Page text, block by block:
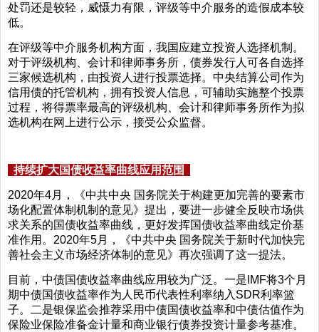
处罚还是较轻，威慑力有限，评级等中介服务的造假成本较
低。
在评级等中介服务机构方面，我国应建立投资人选择机制。
对于评级机构、会计和律师事务所，债券发行人可各自选择
三家候选机构，由投资人进行投票选择。中央结算公司作为
信用债的托管机构，拥有投资人信息，可辅助实施整个投票
过程，将得票率最高的评级机构、会计和律师事务所作为拟
选机构在网上进行公示，接受公众监督。
持续扩大国债收益率曲线应用范围
2020年4月，《中共中央 国务院关于构建更加完善的要素市
场化配置体制机制的意见》提出，要进一步健全反映市场供
求关系的国债收益率曲线，更好发挥国债收益率曲线定价基
准作用。2020年5月，《中共中央 国务院关于新时代加快完
善社会主义市场经济体制的意见》再次强调了这一提法。
目前，中债国债收益率曲线应用较为广泛。一是IMF将3个月
期中债国债收益率作为人民币代表性利率纳入SDR利率篮
子。二是银保监会推荐采用中债国债收益率和中债估值作为
保险业保险准备金计量和商业银行债券投资计量参考基准。